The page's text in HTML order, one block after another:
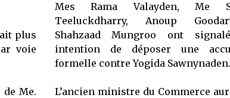
plus
voie
de Me.
Mes Rama Valayden, Me
Teeluckdharry, Anoup
Shahzaad Mungroo ont
intention de déposer une
formelle contre Yogida Sawnynaden.
L’ancien ministre du Commerce